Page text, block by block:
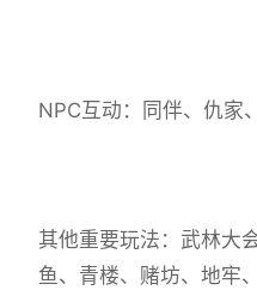
NPC互动：同伴、仇家
其他重要玩法：武林大
鱼、青楼、赌坊、地牢